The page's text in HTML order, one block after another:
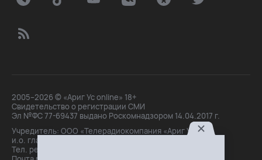
2005–2026 © «Ариг Ус online» 18+
Свидетельство о регистрации СМИ
Эл №ФС 77-69437 выдано Роскомнадзором 14.04.2017 г.
Учредитель: ООО «Телерадиокомпания «Ариг Ус»,
и.о. главного редактора: Маханова О.Б.
Тел. peдakции: +7(3012)21-30-14,